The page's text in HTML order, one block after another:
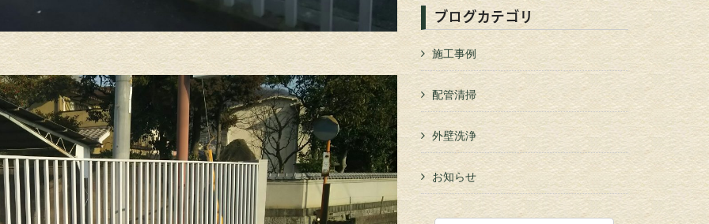
ブログカテゴリ
施工事例
配管清掃
外壁洗浄
お知らせ